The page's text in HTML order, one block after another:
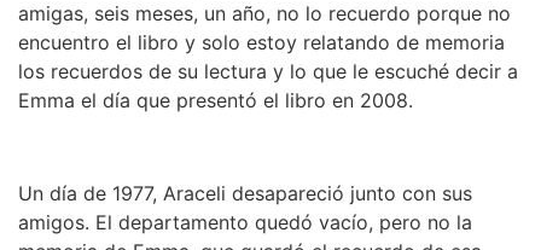
amigas, seis meses, un año, no lo recuerdo porque no
encuentro el libro y solo estoy relatando de memoria
los recuerdos de su lectura y lo que le escuché decir a
Emma el día que presentó el libro en 2008.
Un día de 1977, Araceli desapareció junto con sus
amigos. El departamento quedó vacío, pero no la